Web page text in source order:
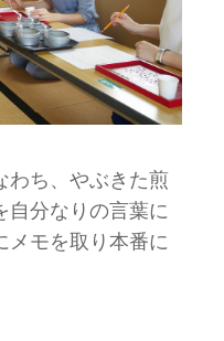
わち、やぶきた煎
自分なりの言葉に
メモを取り本番に